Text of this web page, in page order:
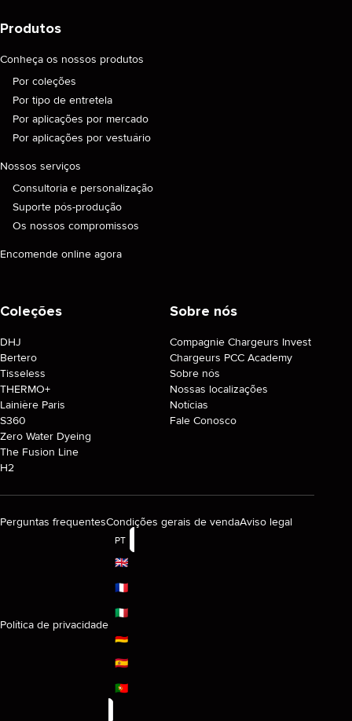
Produtos
Conheça os nossos produtos
Por coleções
Por tipo de entretela
Por aplicações por mercado
Por aplicações por vestuário
Nossos serviços
Consultoria e personalização
Suporte pós-produção
Os nossos compromissos
Encomende online agora
Coleções
DHJ
Bertero
Tisseless
THERMO+
Lainière Paris
S360
Zero Water Dyeing
The Fusion Line
H2
Sobre nós
Compagnie Chargeurs Invest
Chargeurs PCC Academy
Sobre nós
Nossas localizações
Notícias
Fale Conosco
Perguntas frequentesCondições gerais de vendaAviso legal
Política de privacidade
PT
🇬🇧
🇫🇷
🇮🇹
🇩🇪
🇪🇸
🇵🇹